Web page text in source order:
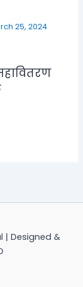
25, 2024
| Designed &